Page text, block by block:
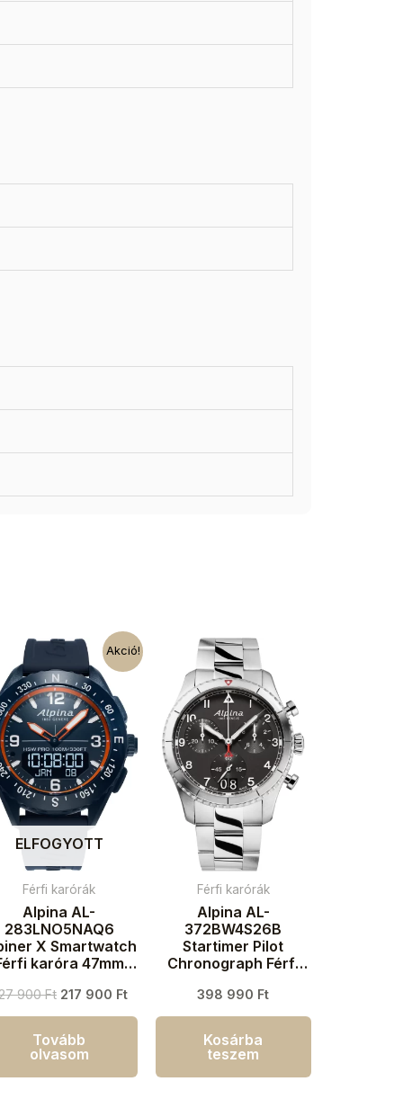
Akció!
ELFOGYOTT
Férfi karórák
Alpina AL-
283LNO5NAQ6
X Smartwatch
karóra 47mm
900Ft 217 900 Ft
Tovább
olvasom
Férfi karórák
Alpina AL-
372BW4S26B
Startimer Pilot
Chronograph Férfi
398 990 Ft
Kosárba
teszem